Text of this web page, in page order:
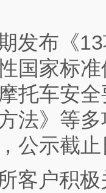
发布《13
国家标
托车安
法》等
公示截
客户积